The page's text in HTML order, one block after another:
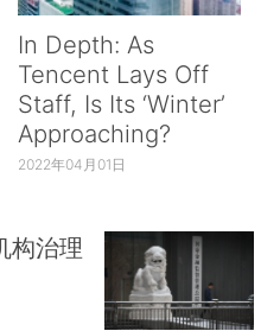
In Depth: As
Tencent Lays Off
Staff, Is Its ‘Winter’
Approaching?
2022年04月01日
构治理